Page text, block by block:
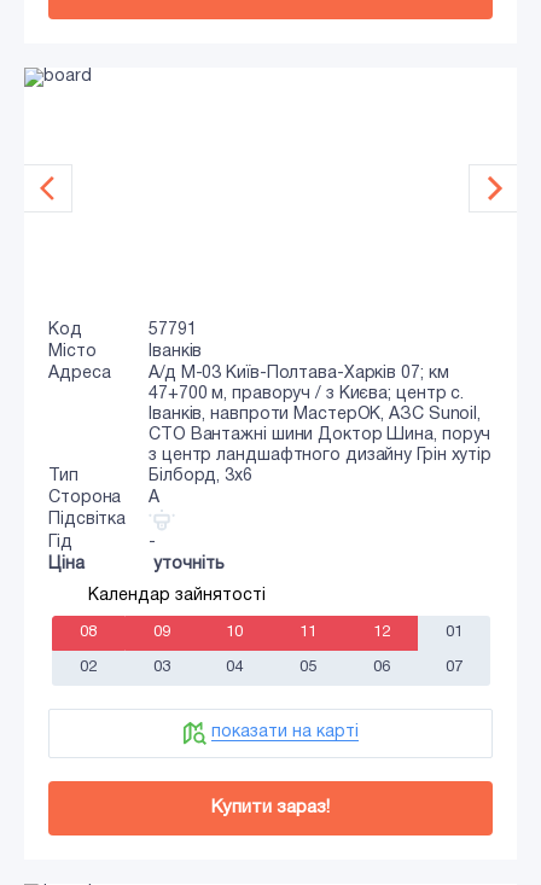
Код
57791
Місто
Іванків
Адреса
А/д М-03 Київ-Полтава-Харків 07; км
47+700 м, праворуч / з Києва; центр с.
Іванків, навпроти МастерОК, АЗС Sunoil,
СТО Вантажні шини Доктор Шина, поруч
з центр ландшафтного дизайну Грін хутір
Тип
Білборд, 3х6
Сторона
A
Підсвітка
Гід
-
Ціна
уточніть
Календар зайнятості
08 09 10 11 12 01
02 03 04 05 06 07
показати на карті
Купити зараз!